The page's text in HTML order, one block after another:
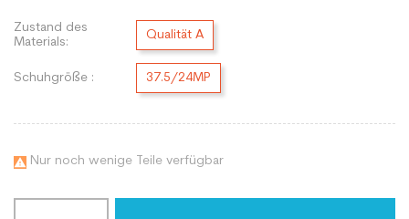
Zustand des
Materials:
Qualität A
Schuhgröße : 37.5/24MP
 Nur noch wenige Teile verfügbar